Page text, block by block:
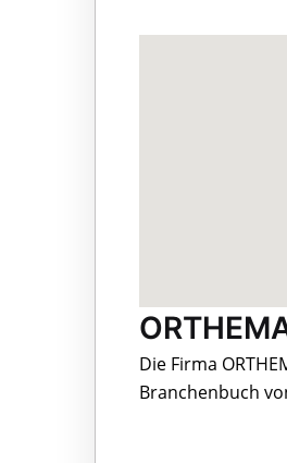
Die Firma
Branchenbuch